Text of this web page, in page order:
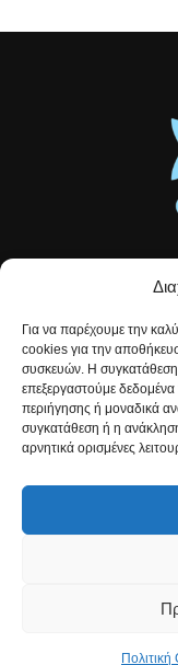
Για να παρέχουμε την
cookies για την
συσκευών. Η συγκατάθεση
επεξεργαστούμε
περιήγησης ή μοναδικά
συγκατάθεση ή η
αρνητικά ορισμένες
Τοπικές ειδήσεις,
Αρθρογραφία που
Επικοινωνήστε μαζί
© Developed by